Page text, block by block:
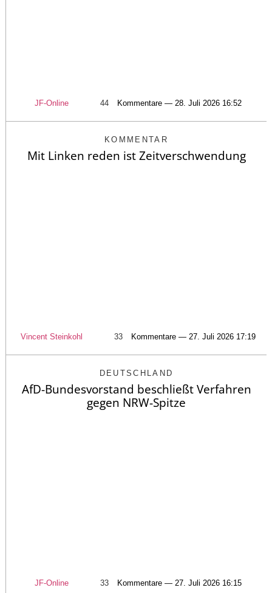
JF-Online 44 Kommentare — 28. Juli 2026 16:52
KOMMENTAR
Mit Linken reden ist Zeitverschwendung
Vincent Steinkohl 33 Kommentare — 27. Juli 2026 17:19
DEUTSCHLAND
AfD-Bundesvorstand beschließt Verfahren
gegen NRW-Spitze
JF-Online 33 Kommentare — 27. Juli 2026 16:15